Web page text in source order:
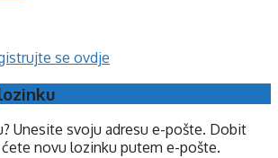
se ovdje
Unesite svoju adresu e-pošte. Dobit
novu lozinku putem e-pošte.